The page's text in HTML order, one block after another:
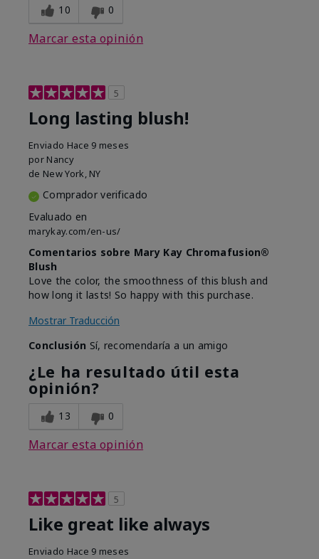
10 0
Marcar esta opinión
5
Long lasting blush!
Enviado Hace 9 meses
por Nancy
de New York, NY
Comprador verificado
Evaluado en
marykay.com/en-us/
Comentarios sobre Mary Kay Chromafusion®
Blush
Love the color, the smoothness of this blush and
how long it lasts! So happy with this purchase.
Mostrar Traducción
Conclusión Sí, recomendaría a un amigo
¿Le ha resultado útil esta
opinión?
13 0
Marcar esta opinión
5
Like great like always
Enviado Hace 9 meses